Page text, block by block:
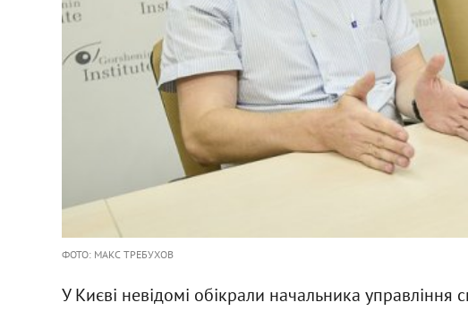
ФОТО: МАКС ТРЕБУХОВ
У Києві невідомі обікрали начальника управління